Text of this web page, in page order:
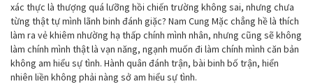
xác thực là thượng quá lưỡng hồi chiến trường không sai, nhưng chưa
từng thật tự mình lãnh binh đánh giặc? Nam Cung Mặc chẳng hề là thích
làm ra vẻ khiêm nhường hạ thấp chính mình nhân, nhưng cũng sẽ không
làm chính mình thật là vạn năng, ngạnh muốn đi làm chính mình căn bản
không am hiểu sự tình. Hành quân đánh trận, bài binh bố trận, hiển
nhiên liền không phải nàng sở am hiểu sự tình.